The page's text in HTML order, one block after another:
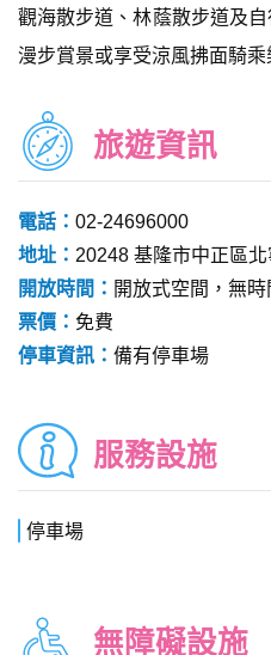
觀海散步道、林蔭散步道及
漫步賞景或享受涼風拂面騎乘
旅遊資訊
電話： 02-24696000
地址： 20248 基隆市中正區
開放時間： 開放式空間，無時
票價： 免費
停車資訊： 備有停車場
服務設施
停車場
無障礙設施